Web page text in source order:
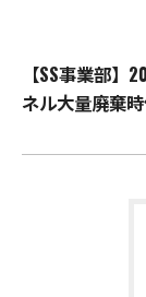
【SS事業部
ネル大量廃棄時